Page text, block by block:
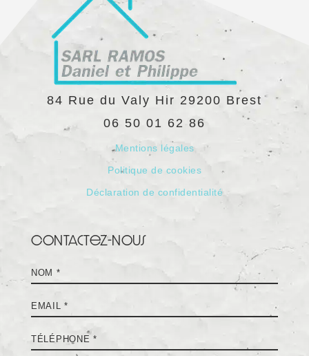
84 Rue du Valy Hir 29200 Brest
06 50 01 62 86
Mentions légales
Politique de cookies
Déclaration de confidentialité
Contactez-nous
Nom *
E-
mail *
Téléphone *